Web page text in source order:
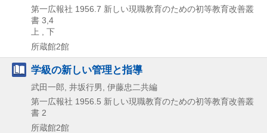
第一広報社 1956.7 新しい現職教育のための初等教育改善叢
書 3, 4
上 , 下
所蔵館2館
学級の新しい管理と指導
武田一郎, 井坂行男, 伊藤忠二共編
第一広報社 1956.5 新しい現職教育のための初等教育改善叢
書 2
所蔵館2館